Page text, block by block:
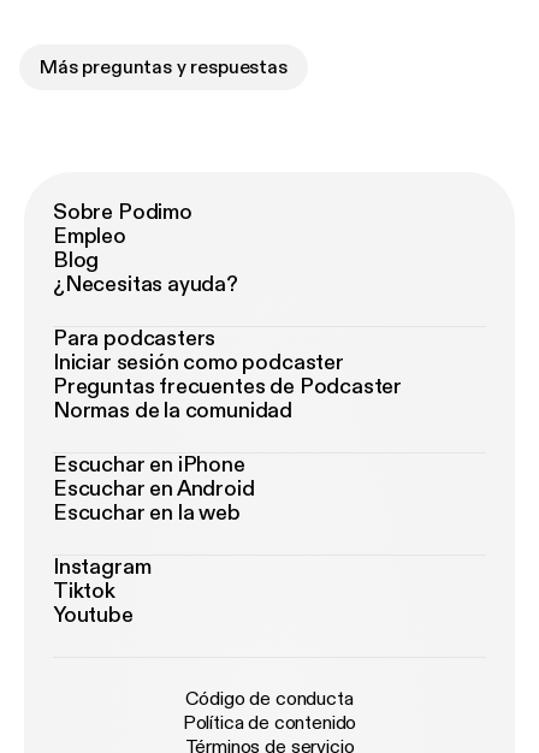
Más preguntas y respuestas
Sobre Podimo
Empleo
Blog
¿Necesitas ayuda?
Para podcasters
Iniciar sesión como podcaster
Preguntas frecuentes de Podcaster
Normas de la comunidad
Escuchar en iPhone
Escuchar en Android
Escuchar en la web
Instagram
Tiktok
Youtube
Código de conducta
Política de contenido
Términos de servicio